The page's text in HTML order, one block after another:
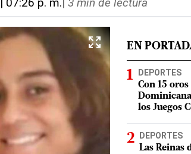
EN
DEPORTES
Con 15
los Juegos
DEPORTES
Las Reinas